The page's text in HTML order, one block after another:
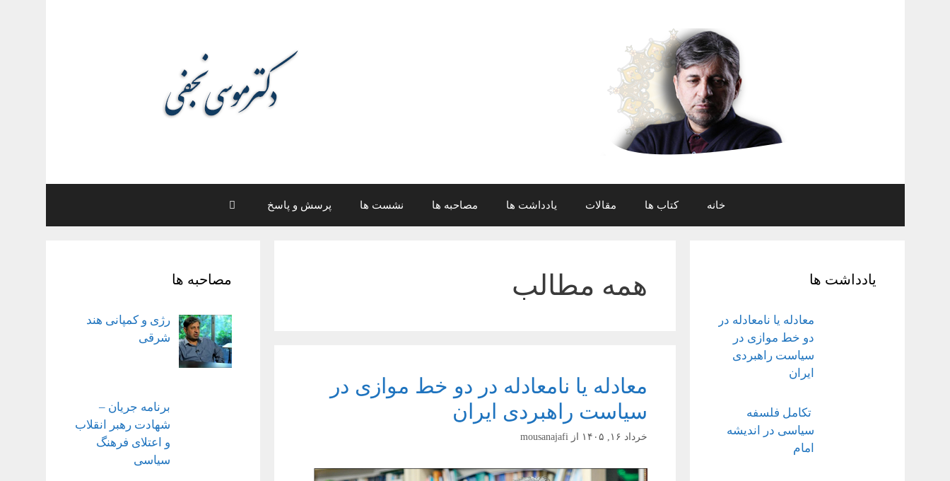
خانه کتاب ها مقالات یادداشت ها مصاحبه ها نشست ها پرسش و پاسخ
همه مطالب
معادله یا نامعادله در دو خط موازی در
سیاست راهبردی ایران
خرداد ۱۶, ۱۴۰۵ ازmousanajafi
مصاحبه ها
رژی و کمپانی هند
شرقی
برنامه جریان –
شهادت رهبر انقلاب
و اعتلای فرهنگ
سیاسی
یادداشت ها
معادله یا نامعادله در
دو خط موازی در
سیاست راهبردی
ایران
تکامل فلسفه
سیاسی در اندیشه
امام